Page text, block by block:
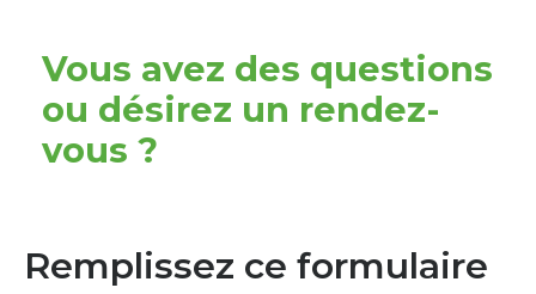
Vous avez des questions
ou désirez un rendez-
vous ?
Remplissez ce formulaire